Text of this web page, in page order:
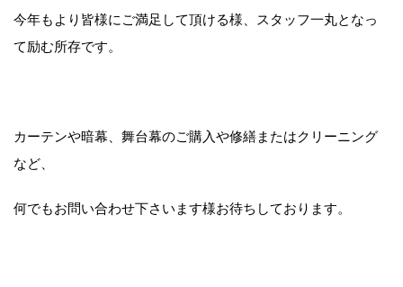
今年もより皆様にご満足して頂ける様、スタッフ一丸となっ
て励む所存です。
カーテンや暗幕、舞台幕のご購入や修繕またはクリーニング
など、
何でもお問い合わせ下さいます様お待ちしております。